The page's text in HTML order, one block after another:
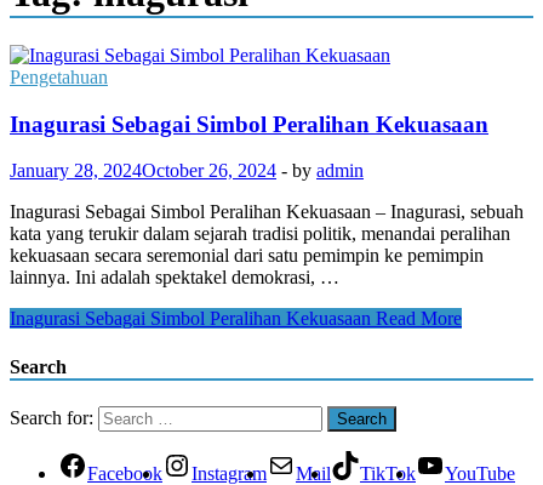
Pengetahuan
Inagurasi Sebagai Simbol Peralihan Kekuasaan
January 28, 2024October 26, 2024 - by admin
Inagurasi Sebagai Simbol Peralihan Kekuasaan – Inagurasi, sebuah
kata yang terukir dalam sejarah tradisi politik, menandai peralihan
kekuasaan secara seremonial dari satu pemimpin ke pemimpin
lainnya. Ini adalah spektakel demokrasi, …
Inagurasi Sebagai Simbol Peralihan Kekuasaan Read More
Search
Search for:
Facebook Instagram Mail TikTok
YouTube